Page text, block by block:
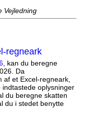
Vejledning
regneark
, kan du beregne
Da
et Excel-regneark,
oplysninger
du beregne skatten
du i stedet benytte